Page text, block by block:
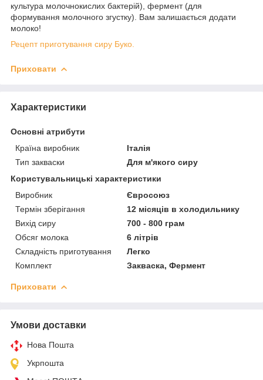
культура молочнокислих бактерій), фермент (для
формування молочного згустку). Вам залишається додати
молоко!
Рецепт приготування сиру Буко.
Приховати
Характеристики
Основні атрибути
Країна виробник
Італія
Тип закваски
Для м'якого сиру
Користувальницькі характеристики
Виробник
Євросоюз
Термін зберігання
12 місяців в холодильнику
Вихід сиру
700 - 800 грам
Обсяг молока
6 літрів
Складність приготування
Легко
Комплект
Закваска, Фермент
Приховати
Умови доставки
Нова Пошта
Укрпошта